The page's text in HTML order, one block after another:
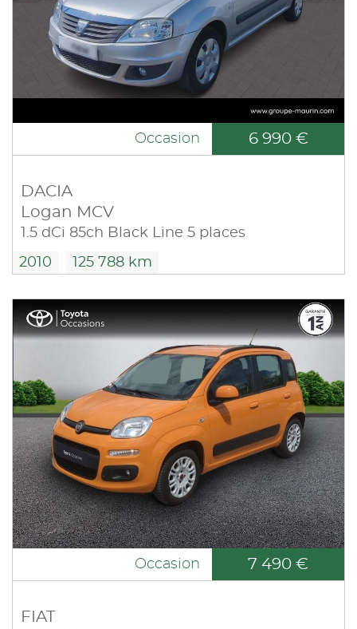
Occasion 6 990 €
DACIA
Logan MCV
1.5 dCi 85ch Black Line 5 places
2010 125 788 km
Occasion 7 490 €
FIAT